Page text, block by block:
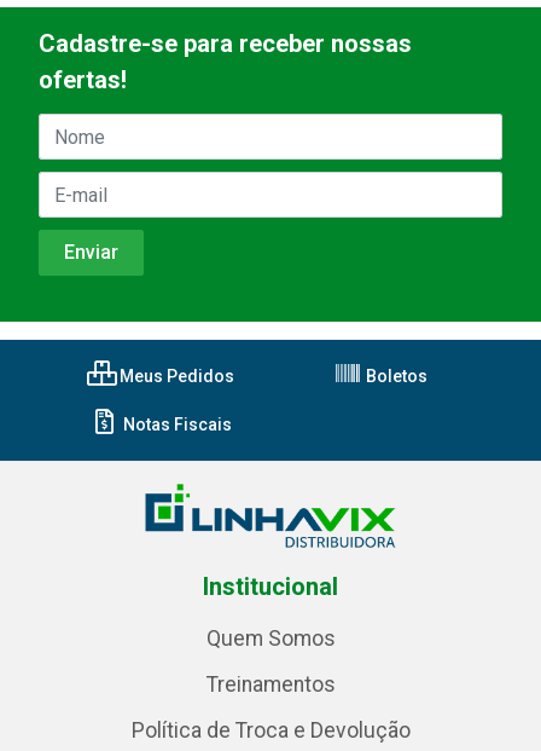
Cadastre-se para receber nossas
ofertas!
Meus Pedidos Boletos
Notas Fiscais
Institucional
Quem Somos
Treinamentos
Política de Troca e Devolução